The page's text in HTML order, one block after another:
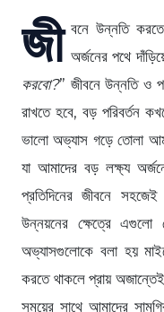
জী বনে উন্নতি
অর্জনের পথে
করবো?” জীবনে উন্নতি ও
রাখতে হবে, বড় পরিবর্তন
ভালো অভ্যাস গড়ে তোলা
যা আমাদের বড় লক্ষ্য
প্রতিদিনের জীবনে সহজেই
উন্নয়নের ক্ষেত্রে
অভ্যাসগুলোকে বলা হয়
করতে থাকলে প্রায়
সময়ের সাথে আমাদের